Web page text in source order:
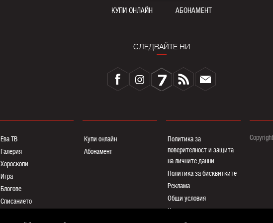
КУПИ ОНЛАЙН АБОНАМЕНТ
СЛЕДВАЙТЕ НИ
Ева ТВ
Галерия
Хороскопи
Игра
Блогoве
Списанието
Купи онлайн
Абонамент
Политика за
поверителност и защита
на личните данни
Политика за бисквитките
Реклама
Общи условия
Контакти